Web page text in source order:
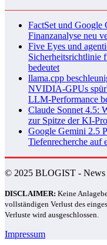
FactSet und
Finanzanalyse neu
Five Eyes und
Sicherheitsrichtlinie
bedeutet
llama.cpp
NVIDIA-GPUs
LLM-Performance
Claude Sonnet 4.5:
zur Spitze der KI-
Google Gemini 2.5
Tiefenrecherche auf
© 2025 BLOGIST - News
DISCLAIMER: Keine
vollständigen Verlust des
Verluste wird ausgeschlossen.
Impressum